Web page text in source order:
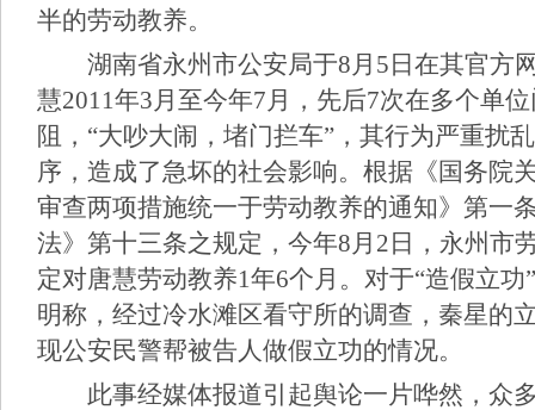
半的劳动教养。
湖南省永州市公安局于8月5日在其官方
慧2011年3月至今年7月，先后7次在多个单
阻，“大吵大闹，堵门拦车”，其行为严重扰
序，造成了急坏的社会影响。根据《国务院
审查两项措施统一于劳动教养的通知》第一
法》第十三条之规定，今年8月2日，永州市
定对唐慧劳动教养1年6个月。对于“造假立
明称，经过冷水滩区看守所的调查，秦星的
现公安民警帮被告人做假立功的情况。
此事经媒体报道引起舆论一片哗然，众